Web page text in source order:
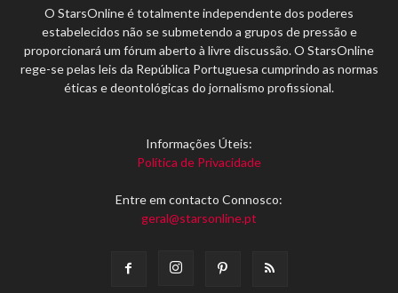
O StarsOnline é totalmente independente dos poderes
estabelecidos não se submetendo a grupos de pressão e
proporcionará um fórum aberto à livre discussão. O StarsOnline
rege-se pelas leis da República Portuguesa cumprindo as normas
éticas e deontológicas do jornalismo profissional.
Informações Úteis:
Política de Privacidade
Entre em contacto Connosco:
geral@starsonline.pt